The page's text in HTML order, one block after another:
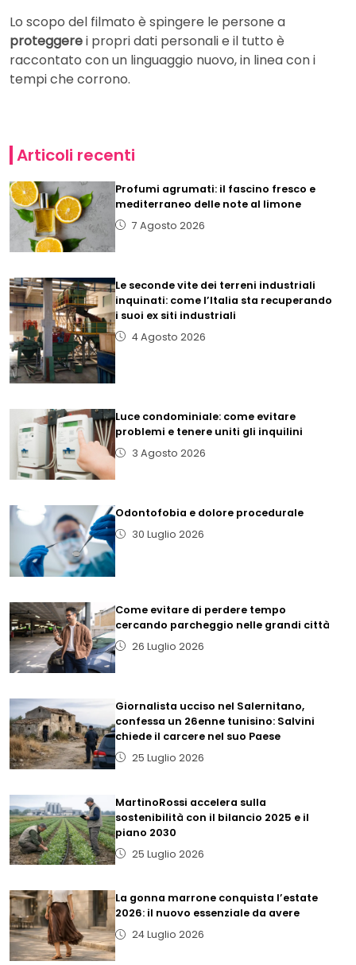
Lo scopo del filmato è spingere le persone a
proteggerei propri dati personali e il tutto è
raccontato con un linguaggio nuovo, in linea con i
tempi che corrono.
Articoli recenti
Profumi agrumati: il fascino fresco e
mediterraneo delle note al limone
7 Agosto 2026
Le seconde vite dei terreni industriali
inquinati: come l’Italia sta recuperando
i suoi ex siti industriali
4 Agosto 2026
Luce condominiale: come evitare
problemi e tenere uniti gli inquilini
3 Agosto 2026
Odontofobia e dolore procedurale
30 Luglio 2026
Come evitare di perdere tempo
cercando parcheggio nelle grandi città
26 Luglio 2026
Giornalista ucciso nel Salernitano,
confessa un 26enne tunisino: Salvini
chiede il carcere nel suo Paese
25 Luglio 2026
MartinoRossi accelera sulla
sostenibilità con il bilancio 2025 e il
piano 2030
25 Luglio 2026
La gonna marrone conquista l’estate
2026: il nuovo essenziale da avere
24 Luglio 2026